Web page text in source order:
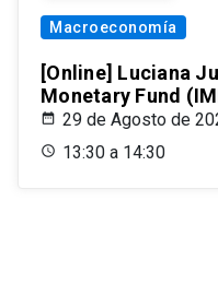
Macroeconomía
[Online] Luciana
Monetary Fund
29 de Agosto de
13:30 a 14:30